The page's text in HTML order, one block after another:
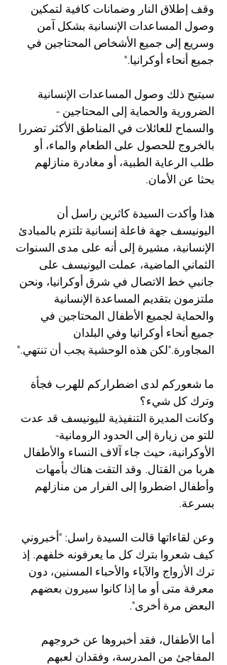
وقف إطلاق النار وضمانات كافية لتمكين
وصول المساعدات الإنسانية بشكل آمن
وسريع إلى جميع الأشخاص المحتاجين في
جميع أنحاء أوكرانيا."
سيتيح ذلك وصول المساعدات الإنسانية
الضرورية والحماية إلى المحتاجين -
والسماح للعائلات في المناطق الأكثر تضررا
بالخروج للحصول على الطعام والماء، أو
طلب الرعاية الطبية، أو مغادرة منازلهم
بحثا عن الأمان.
هذا وأكدت السيدة كاثرين راسل أن
اليونيسف جهة فاعلة إنسانية تلتزم بالمبادئ
الإنسانية، مشيرة إلى أنه على مدى السنوات
الثماني الماضية، عملت اليونيسف على
جانبي خط الاتصال في شرق أوكرانيا، ونحن
ملتزمون بتقديم المساعدة الإنسانية
والحماية لجميع الأطفال المحتاجين في
جميع أنحاء أوكرانيا وفي البلدان
المجاورة."لكن هذه الوحشية يجب أن تنتهي."
ما شعوركم لدى اضطراركم للهرب فجأة
وترك كل شيء؟
وكانت المديرة التنفيذية لليونيسف قد عدت
للتو من زيارة إلى الحدود الرومانية-
الأوكرانية، حيث جاء آلاف النساء والأطفال
هربا من القتال. وقد التقت هناك بأمهات
وأطفال اضطروا إلى الفرار من منازلهم
بسرعة.
وعن لقاءاتها قالت السيدة راسل: "أخبروني
كيف شعروا بترك كل ما يعرفونه خلفهم. إذ
ترك الأزواج والآباء والأحباء المسنين، دون
معرفة متى أو ما إذا كانوا سيرون بعضهم
البعض مرة أخرى".
أما الأطفال، فقد أخبروها عن خروجهم
المفاجئ من المدرسة، وفقدان لعبهم